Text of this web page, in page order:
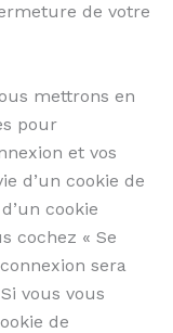
de votre
mettrons en
pour
et vos
d’un cookie de
cookie
cochez « Se
sera
vous vous
de